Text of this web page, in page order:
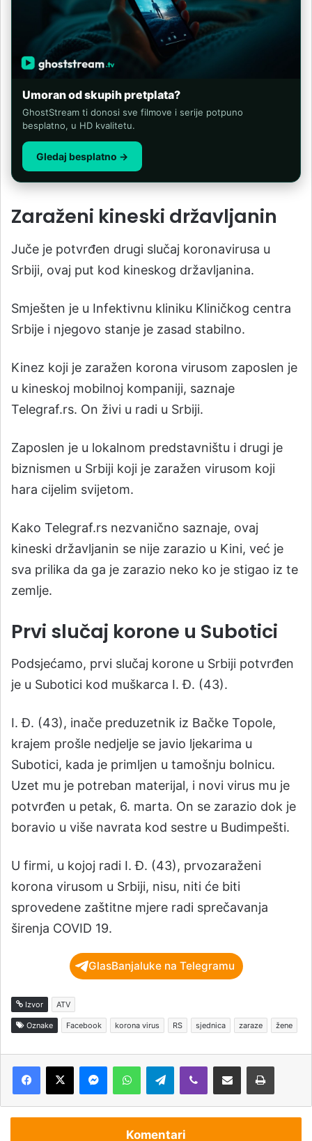
Umoran od skupih pretplata?
GhostStream ti donosi sve filmove i serije potpuno
besplatno, u HD kvalitetu.
Gledaj besplatno →
Zaraženi kineski državljanin
Juče je potvrđen drugi slučaj koronavirusa u
Srbiji, ovaj put kod kineskog državljanina.
Smješten je u Infektivnu kliniku Kliničkog centra
Srbije i njegovo stanje je zasad stabilno.
Kinez koji je zaražen korona virusom zaposlen je
u kineskoj mobilnoj kompaniji, saznaje
Telegraf.rs. On živi u radi u Srbiji.
Zaposlen je u lokalnom predstavništu i drugi je
biznismen u Srbiji koji je zaražen virusom koji
hara cijelim svijetom.
Kako Telegraf.rs nezvanično saznaje, ovaj
kineski državljanin se nije zarazio u Kini, već je
sva prilika da ga je zarazio neko ko je stigao iz te
zemlje.
Prvi slučaj korone u Subotici
Podsjećamo, prvi slučaj korone u Srbiji potvrđen
je u Subotici kod muškarca I. Đ. (43).
I. Đ. (43), inače preduzetnik iz Bačke Topole,
krajem prošle nedjelje se javio ljekarima u
Subotici, kada je primljen u tamošnju bolnicu.
Uzet mu je potreban materijal, i novi virus mu je
potvrđen u petak, 6. marta. On se zarazio dok je
boravio u više navrata kod sestre u Budimpešti.
U firmi, u kojoj radi I. Đ. (43), prvozaraženi
korona virusom u Srbiji, nisu, niti će biti
sprovedene zaštitne mjere radi sprečavanja
širenja COVID 19.
GlasBanjaluke na Telegramu
Izvor ATV
Oznake Facebook korona virus RS sjednica zaraze žene
Telegram
Komentari